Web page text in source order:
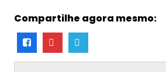
Compartilhe agora mesmo: